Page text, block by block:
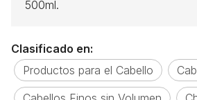
500ml.
Clasificado en:
Productos para el Cabello